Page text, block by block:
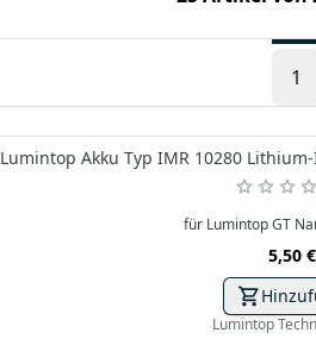
1
Lumintop Akku Typ IMR 10280
für Lumintop GT
5,50 €
Lumintop